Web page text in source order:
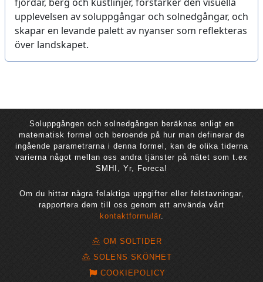
upplevelsen av soluppgångar och solnedgångar, och
skapar en levande palett av nyanser som reflekteras
över landskapet.
Soluppgången och solnedgången beräknas enligt en
matematisk formel och beroende på hur man definerar de
ingående parametrarna i denna formel, kan de olika tiderna
varierna något mellan oss andra tjänster på nätet som t.ex
SMHI, Yr, Foreca!
Om du hittar några felaktiga uppgifter eller felstavningar,
rapportera dem till oss genom att använda vårt
kontaktformulär.
OM SOLTIDER
SOLENS SKÖNHET
COOKIEPOLICY